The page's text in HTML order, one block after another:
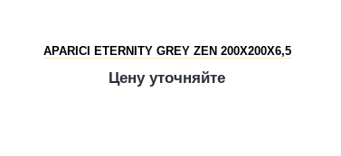
APARICI ETERNITY GREY ZEN 200X200X6,5
Цену уточняйте